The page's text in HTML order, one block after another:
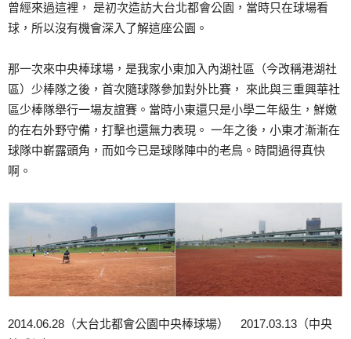
曾經來過這裡， 是初次造訪大台北都會公園，當時只在球場看
球，所以沒有機會深入了解這座公園。
那一次來中央棒球場，是我家小東加入內湖社區（今改稱港湖社
區）少棒隊之後，首次隨球隊參加對外比賽， 來此與三重興華社
區少棒隊舉行一場友誼賽。當時小東還只是小學二年級生，鮮嫩
的在右外野守備，打擊也還無力表現。 一年之後，小東才漸漸在
球隊中嶄露頭角，而如今已是球隊陣中的老鳥。時間過得真快
啊。
2014.06.28（大台北都會公園中央棒球場） 2017.03.13（中央